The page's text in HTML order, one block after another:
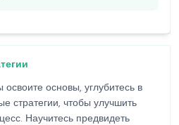
освоите основы, углубитесь в
стратегии, чтобы улучшить
Научитесь предвидеть